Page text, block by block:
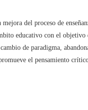
del proceso de
educativo con el
de paradigma,
el pensamiento